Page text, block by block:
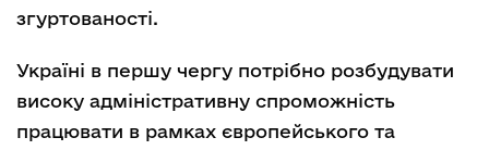
згуртованості.
Україні в першу чергу потрібно розбудувати
високу адміністративну спроможність
працювати в рамках європейського та